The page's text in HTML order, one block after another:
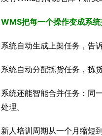
WMS把每一个操作变成系统
系统自动生成上架任务，告
系统自动分配拣货任务，拣
系统还能智能合并任务：同
处理。
新人培训周期从一个月缩短